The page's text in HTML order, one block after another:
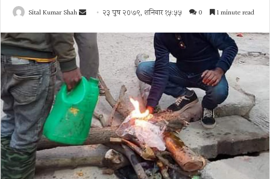
Sital Kumar Shah
Send
email
२३ पुष २०७९, शनिबार १५:५५ 0 1 minute read